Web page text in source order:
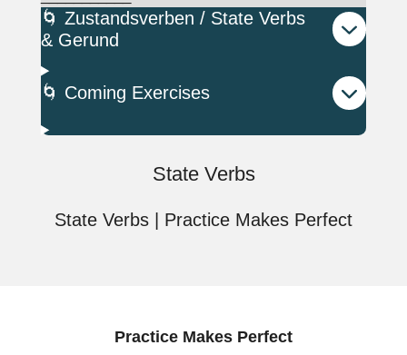
🌀 Zustandsverben / State Verbs
& Gerund
🌀 Coming Exercises
State Verbs
State Verbs | Practice Makes Perfect
Practice Makes Perfect